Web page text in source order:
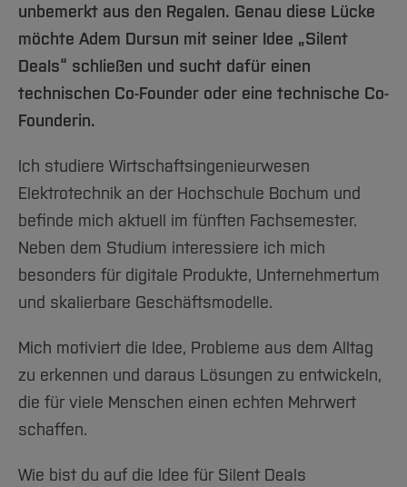
Arbeiten im FB G
Forschung und Projekte
International
Team
Service
Studiengänge
Studieninteressierte
Aktuelles
Studium
Fachgruppen
Team
Service
Amtliche Bekanntmachungen
Notfall-Infos
BO Shop
Familiengerechte Hochschule
Gleichstellung
Diskriminierungsfreie Hochschule
Vertretungen
Hochschulbibliothek
Hochschulkommunikation
International Office
Medienzentrum
Zentrale Studienberatung
unbemerkt aus den Regalen. Genau diese Lücke
möchte Adem Dursun mit seiner Idee „Silent
Deals“ schließen und sucht dafür einen
technischen Co-Founder oder eine technische Co-
Founderin.
Ich studiere Wirtschaftsingenieurwesen
Elektrotechnik an der Hochschule Bochum und
befinde mich aktuell im fünften Fachsemester.
Neben dem Studium interessiere ich mich
besonders für digitale Produkte, Unternehmertum
und skalierbare Geschäftsmodelle.
Mich motiviert die Idee, Probleme aus dem Alltag
zu erkennen und daraus Lösungen zu entwickeln,
die für viele Menschen einen echten Mehrwert
schaffen.
Wie bist du auf die Idee für Silent Deals